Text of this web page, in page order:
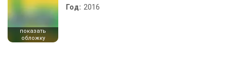
показать
обложку
Год: 2016